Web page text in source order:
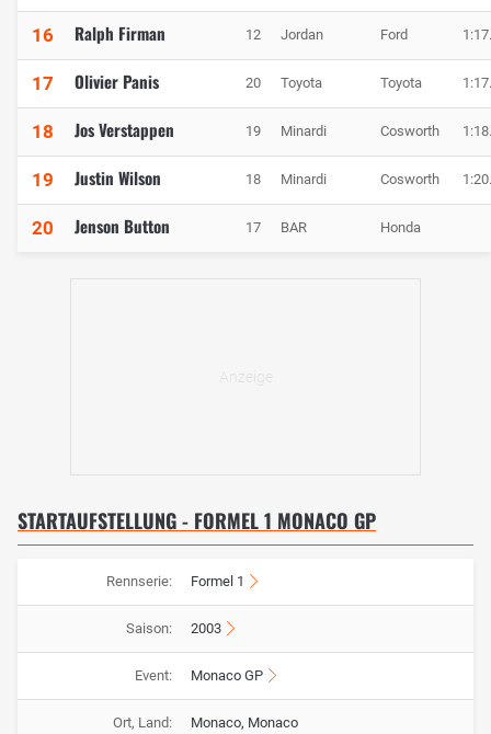
16 Ralph Firman 12 Jordan Ford
17 Olivier Panis 20 Toyota Toyota
18 Jos Verstappen 19 Minardi Cosworth
19 Justin Wilson 18 Minardi Cosworth
20 Jenson Button 17 BAR Honda
STARTAUFSTELLUNG - FORMEL 1 MONACO GP
Rennserie: Formel 1
Saison: 2003
Event: Monaco GP
Ort, Land: Monaco, Monaco